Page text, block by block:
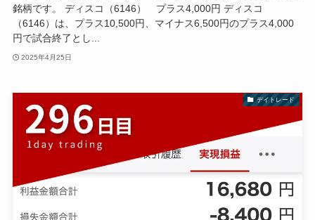
銘柄です。 ディスコ（6146） プラス4,000円 ディスコ
（6146）は、プラス10,500円、マイナス6,500円のプラス4,000
円で試合終了とし...
2025年4月25日
デイトレード